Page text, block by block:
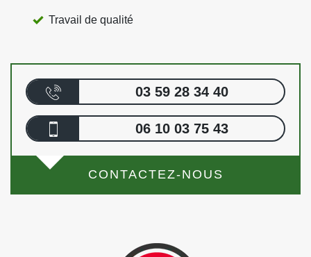
Travail de qualité
03 59 28 34 40
06 10 03 75 43
CONTACTEZ-NOUS